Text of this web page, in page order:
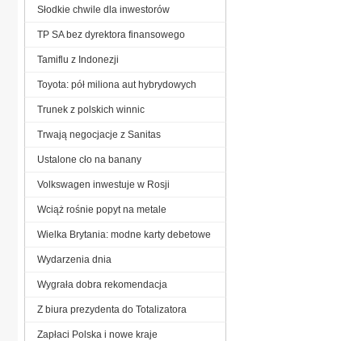
Słodkie chwile dla inwestorów
TP SA bez dyrektora finansowego
Tamiflu z Indonezji
Toyota: pół miliona aut hybrydowych
Trunek z polskich winnic
Trwają negocjacje z Sanitas
Ustalone cło na banany
Volkswagen inwestuje w Rosji
Wciąż rośnie popyt na metale
Wielka Brytania: modne karty debetowe
Wydarzenia dnia
Wygrała dobra rekomendacja
Z biura prezydenta do Totalizatora
Zapłaci Polska i nowe kraje